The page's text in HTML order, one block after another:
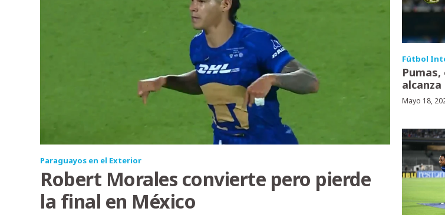
Paraguayos en el Exterior
Robert Morales convierte pero pierde
la final en México
Fútbol
Mayo 18,